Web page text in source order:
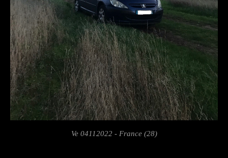
Ve 04112022 - France (28)